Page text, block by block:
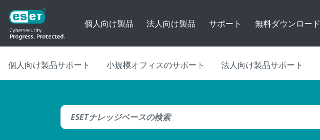
個人向け製品 法人向け製品 サポート 無料ダウンロード
個人向け製品サポート 小規模オフィスのサポート 法人向け製品サポート